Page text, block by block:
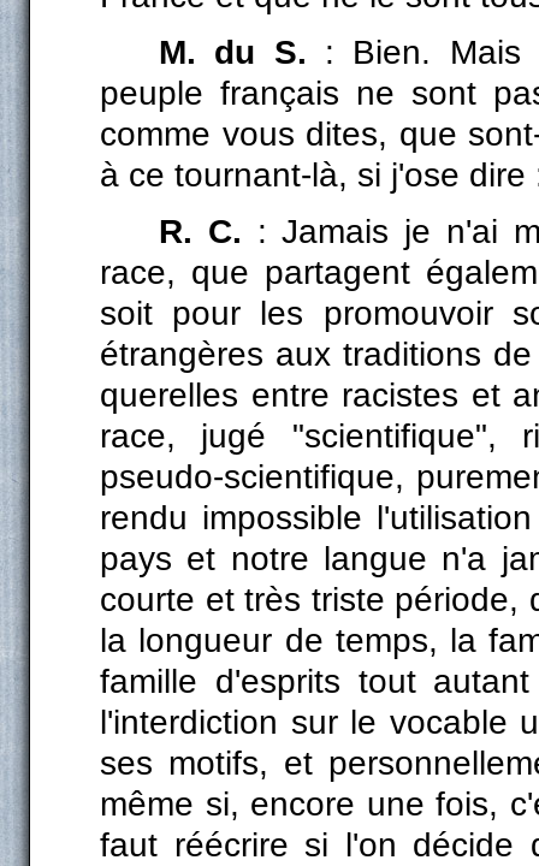
M. du S. : Bien. Mais
peuple français ne sont
comme vous dites, que
à ce tournant-là, si j'ose
R. C. : Jamais je n'ai
race, que partagent
soit pour les promouvoir
étrangères aux traditions
querelles entre racistes et
race, jugé "scientifique",
pseudo-scientifique,
rendu impossible
pays et notre langue n'a
courte et très triste période,
la longueur de temps, la
famille d'esprits tout
l'interdiction sur le vocable
ses motifs, et
même si, encore une fois,
faut réécrire si l'on décide